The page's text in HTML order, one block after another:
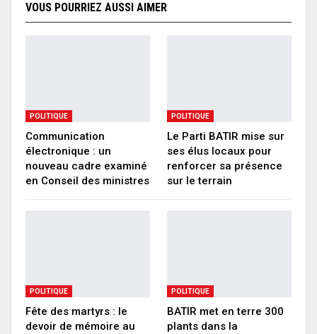
VOUS POURRIEZ AUSSI AIMER
POLITIQUE
Communication
électronique : un
nouveau cadre examiné
en Conseil des ministres
POLITIQUE
Le Parti BATIR mise sur
ses élus locaux pour
renforcer sa présence
sur le terrain
POLITIQUE
Fête des martyrs : le
devoir de mémoire au
POLITIQUE
BATIR met en terre 300
plants dans la